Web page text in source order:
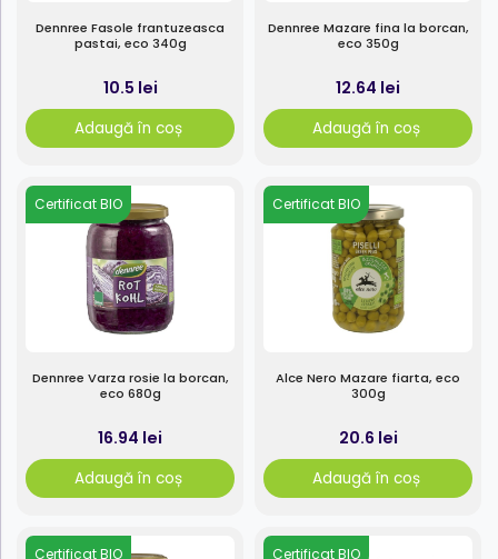
Dennree Fasole frantuzeasca
pastai, eco 340g
10.5 lei
Adaugă în coș
Dennree Mazare fina la borcan,
eco 350g
12.64 lei
Adaugă în coș
Certificat BIO
Dennree Varza rosie la borcan,
eco 680g
16.94 lei
Adaugă în coș
Certificat BIO
Alce Nero Mazare fiarta, eco
300g
20.6 lei
Adaugă în coș
Certificat BIO Certificat BIO